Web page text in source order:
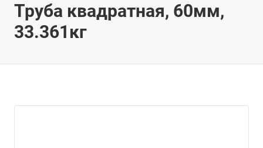
Труба квадратная, 60мм,
33.361кг